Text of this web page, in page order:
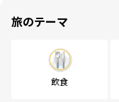
旅のテーマ
飲食